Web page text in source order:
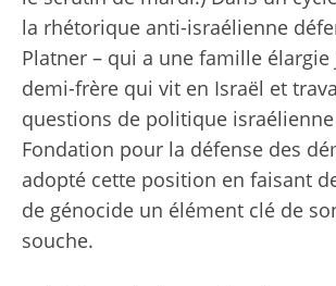
la rhétorique anti-israélienne
Platner – qui a une famille
demi-frère qui vit en Israël et
questions de politique
Fondation pour la défense des
adopté cette position en faisant
de génocide un élément clé de
souche.